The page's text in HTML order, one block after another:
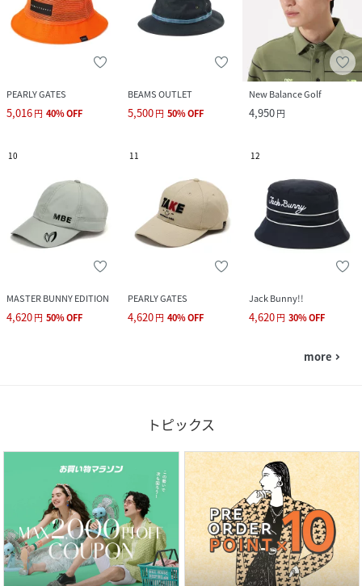
PEARLY GATES
5,016円 40%OFF
BEAMS OUTLET
5,500円 50%OFF
New Balance Golf
4,950円
10
MASTER BUNNY EDITION
4,620円 50%OFF
11
PEARLY GATES
4,620円 40%OFF
12
Jack Bunny!!
4,620円 30%OFF
more navigate_next
トピックス